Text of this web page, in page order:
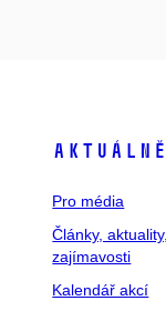
Aktuálně
Pro média
Články, aktuality,
zajímavosti
Kalendář akcí